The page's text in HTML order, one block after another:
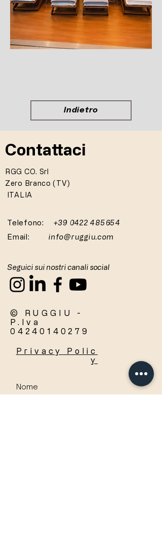
Indietro
Contattaci
RGG CO. Srl
Zero Branco (TV)
ITALIA
Telefono:
+39 0422 485654
Email: info@ruggiu.com
Seguici sui nostri canali social
© RUGGIU -
P.Iva
04240140279
Privacy
Polic
y